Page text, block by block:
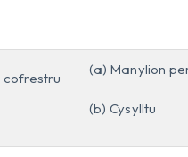
cofrestru
(a) Manylion
(b) Cysylltu